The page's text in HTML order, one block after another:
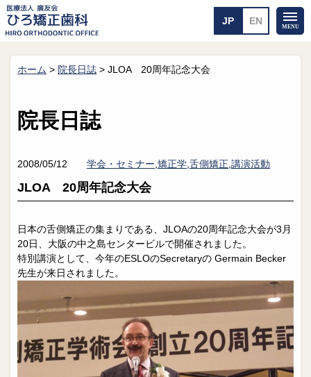
ホーム 矯正治療について
院長紹介
治療例
メール送信 相談室
皆さんの声 求人
院長日誌 治療相談
スタッフブログ サイトマップ
ホーム > 院長日誌 > JLOA 20周年記念大会
院長日誌
2008/05/12 学会・セミナー 矯正学 舌側矯正 講演活動
JLOA 20周年記念大会
日本の舌側矯正の集まりである、JLOAの20周年記念大会が3月
20日、大阪の中之島センタービルで開催されました。
特別講演として、今年のESLOのSecretaryの Germain Becker
先生が来日されました。